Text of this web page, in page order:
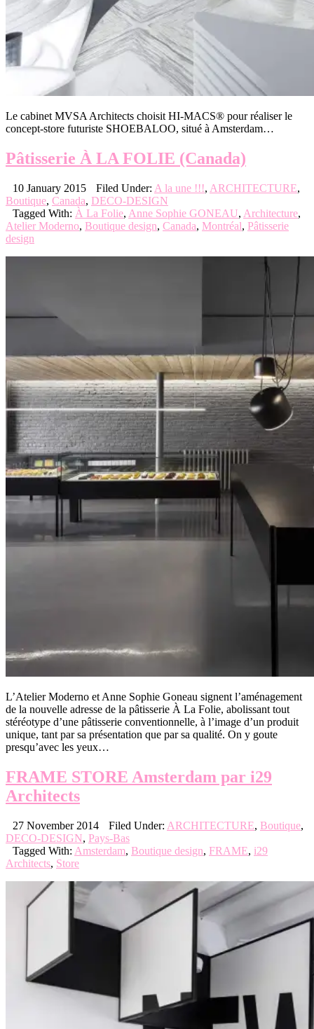
Le cabinet MVSA Architects choisit HI-MACS® pour réaliser le
concept-store futuriste SHOEBALOO, situé à Amsterdam…
Pâtisserie À LA FOLIE (Canada)
10 January 2015 Filed Under: A la une !!!, ARCHITECTURE,
Boutique, Canada, DECO-DESIGN
Tagged With: À La Folie, Anne Sophie GONEAU, Architecture,
Atelier Moderno, Boutique design, Canada, Montréal, Pâtisserie
design
L’Atelier Moderno et Anne Sophie Goneau signent l’aménagement
de la nouvelle adresse de la pâtisserie À La Folie, abolissant tout
stéréotype d’une pâtisserie conventionnelle, à l’image d’un produit
unique, tant par sa présentation que par sa qualité. On y goute
presqu’avec les yeux…
FRAME STORE Amsterdam par i29
Architects
27 November 2014 Filed Under: ARCHITECTURE, Boutique,
DECO-DESIGN, Pays-Bas
Tagged With: Amsterdam, Boutique design, FRAME, i29
Architects, Store